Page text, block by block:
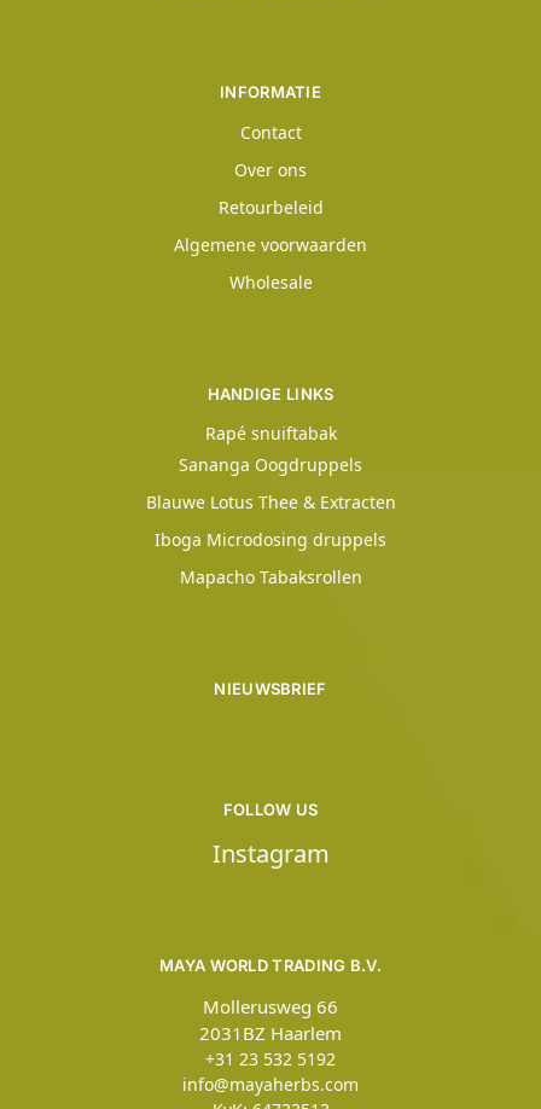
INFORMATIE
Contact
Over ons
Retourbeleid
Algemene voorwaarden
Wholesale
HANDIGE LINKS
Rapé snuiftabak
Sananga Oogdruppels
Blauwe Lotus Thee & Extracten
Iboga Microdosing druppels
Mapacho Tabaksrollen
MAYA WORLD TRADING B.V.
Mollerusweg 66
2031BZ Haarlem
+31 23 532 5192
info@mayaherbs.com
NIEUWSBRIEF
FOLLOW US
Instagram